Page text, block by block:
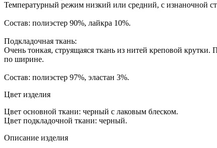
Температурный режим низкий или средний, с изнаночной
Состав: полиэстер 90%, лайкра 10%.
Подкладочная ткань:
Очень тонкая, струящаяся ткань из нитей креповой крутки.
по ширине.
Состав: полиэстер 97%, эластан 3%.
Цвет изделия
Цвет основной ткани: черный с лаковым блеском.
Цвет подкладочной ткани: черный.
Описание изделия